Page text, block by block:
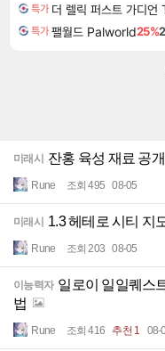
특가
특가 팰월드 Palworld25%
미래시 잔홍 육성 재료 공개
Rune 조회 495 08-05
미래시 1.3 헤테로 시티 지
Rune 조회 203 08-05
이능력자 일로이 일일퀘스
법
Rune 조회 416 추천 1 08-